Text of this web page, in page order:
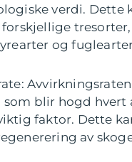
verdi. Dette
tresorter,
og
som blir hogd hvert
faktor. Dette
av